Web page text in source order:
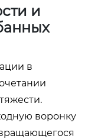
и
в
воронку